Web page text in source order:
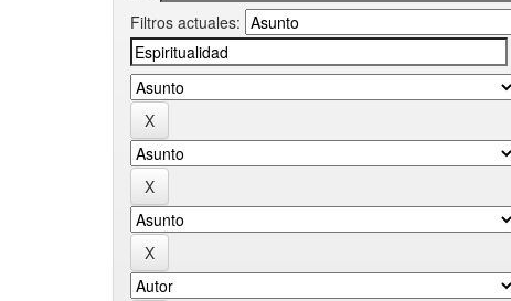
Filtros actuales: